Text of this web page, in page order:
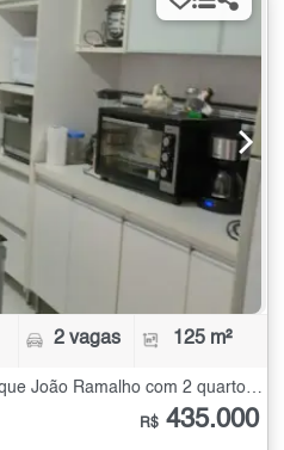
2 vagas 125 m²
Casa Térrea à Venda no Parque João Ramalho com 2 quartos - 125 m²
R$ 435.000